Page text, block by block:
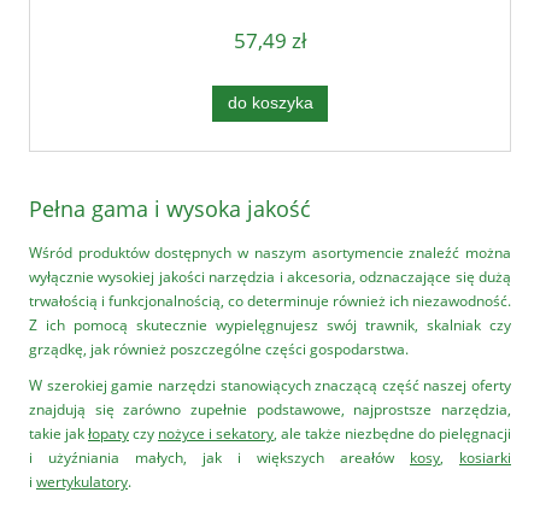
57,49 zł
do koszyka
Pełna gama i wysoka jakość
Wśród produktów dostępnych w naszym asortymencie znaleźć można
wyłącznie wysokiej jakości narzędzia i akcesoria, odznaczające się dużą
trwałością i funkcjonalnością, co determinuje również ich niezawodność.
Z ich pomocą skutecznie wypielęgnujesz swój trawnik, skalniak czy
grządkę, jak również poszczególne części gospodarstwa.
W szerokiej gamie narzędzi stanowiących znaczącą część naszej oferty
znajdują się zarówno zupełnie podstawowe, najprostsze narzędzia,
takie jakłopatyczy nożyce i sekatory, ale także niezbędne do pielęgnacji
i użyźniania małych, jak i większych areałów kosy, kosiarki
i wertykulatory.